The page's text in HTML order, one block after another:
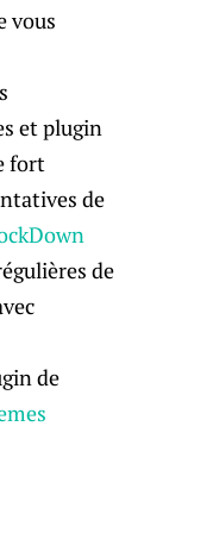
vous
et plugin
fort
de
de
de